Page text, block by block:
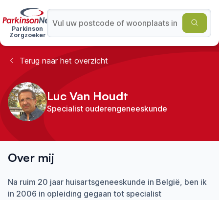
Parkinson
Zorgzoeker
Terug naar het overzicht
Luc Van Houdt
Specialist ouderengeneeskunde
Over mij
Na ruim 20 jaar huisartsgeneeskunde in België, ben ik
in 2006 in opleiding gegaan tot specialist